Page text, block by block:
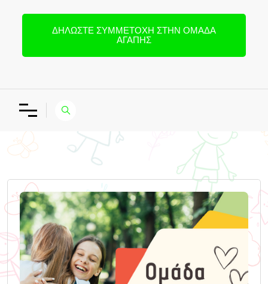
ΔΗΛΏΣΤΕ ΣΥΜΜΕΤΟΧΉ ΣΤΗΝ ΟΜΆΔΑ
ΑΓΆΠΗΣ